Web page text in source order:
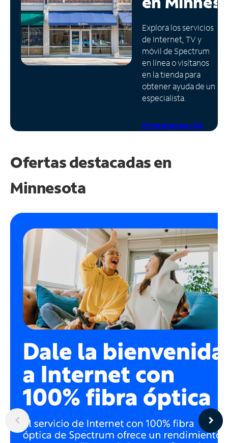
Administrar
cuenta
Encuentra
una
tienda
Explora los servicios
de Internet, TV y
móvil de Spectrum
en línea o visítanos
en la tienda para
obtener ayuda de un
especialista.
Programa una cita
Ofertas destacadas en
Minnesota